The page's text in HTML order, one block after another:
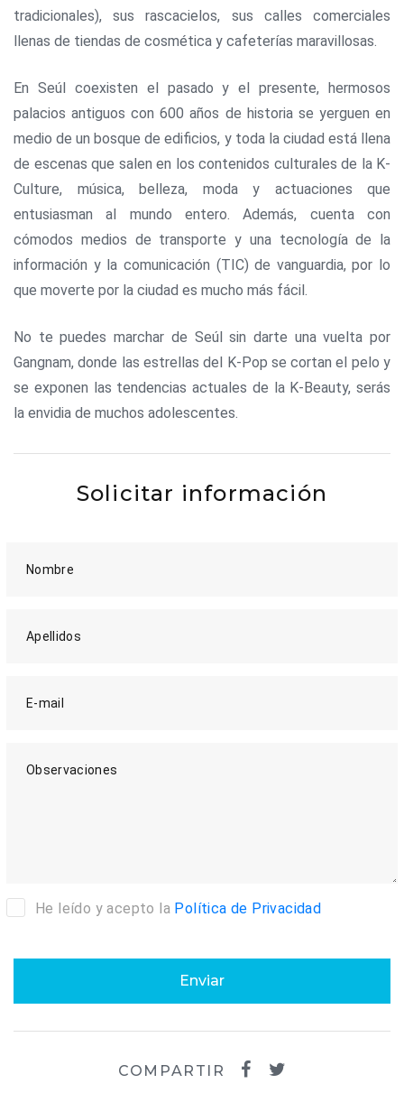
tradicionales), sus rascacielos, sus calles comerciales
llenas de tiendas de cosmética y cafeterías maravillosas.
En Seúl coexisten el pasado y el presente, hermosos
palacios antiguos con 600 años de historia se yerguen en
medio de un bosque de edificios, y toda la ciudad está llena
de escenas que salen en los contenidos culturales de la K-
Culture, música, belleza, moda y actuaciones que
entusiasman al mundo entero. Además, cuenta con
cómodos medios de transporte y una tecnología de la
información y la comunicación (TIC) de vanguardia, por lo
que moverte por la ciudad es mucho más fácil.
No te puedes marchar de Seúl sin darte una vuelta por
Gangnam, donde las estrellas del K-Pop se cortan el pelo y
se exponen las tendencias actuales de la K-Beauty, serás
la envidia de muchos adolescentes.
Solicitar información
Nombre
Apellidos
E-mail
Observaciones
He leído y acepto la Política de Privacidad
Enviar
COMPARTIR